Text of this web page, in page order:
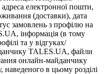
адреса електронної пошти,
(доставки), дата
замовлень з профілю на
інформація (в тому
та у відгуках/
TALES.UA, файли
онлайн-майданчику
в цьому розділі